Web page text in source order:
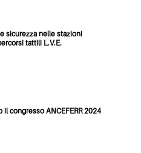
sicurezza nelle stazioni
tattili L.V.E.
il congresso ANCEFERR 2024